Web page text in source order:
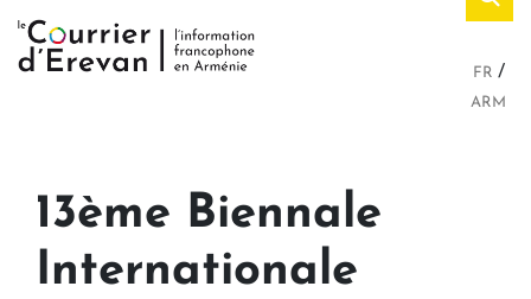
FR
ARM
13ème Biennale
Internationale